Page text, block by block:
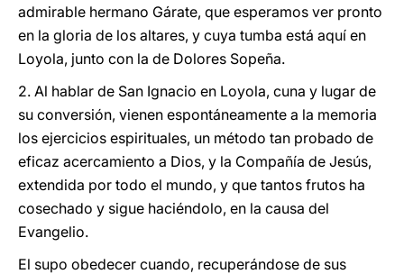
admirable hermano Gárate, que esperamos ver pronto
en la gloria de los altares, y cuya tumba está aquí en
Loyola, junto con la de Dolores Sopeña.
2. Al hablar de San Ignacio en Loyola, cuna y lugar de
su conversión, vienen espontáneamente a la memoria
los ejercicios espirituales, un método tan probado de
eficaz acercamiento a Dios, y la Compañía de Jesús,
extendida por todo el mundo, y que tantos frutos ha
cosechado y sigue haciéndolo, en la causa del
Evangelio.
El supo obedecer cuando, recuperándose de sus